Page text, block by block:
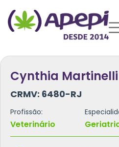
Cynthia Martinelli
CRMV: 6480-RJ
Profissão:
Veterinário